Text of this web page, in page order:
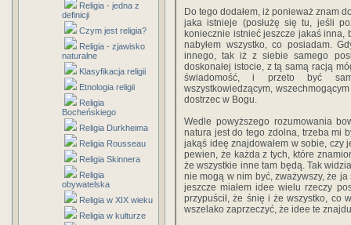
Religia - jedna z
definicji
Czym jest religia?
Religia - zjawisko
naturalne
Klasyfikacja religii
Etnologia religii
Religia
Bocheńskiego
Religia Durkheima
Religia Rousseau
Religia Skinnera
Religia
obywatelska
Religia w XIX wieku
Religia w kulturze
Do tego dodałem, iż ponieważ znam
jaka istnieje (posłużę się tu, jeśli
koniecznie istnieć jeszcze jakaś inna,
nabyłem wszystko, co posiadam.
innego, tak iż z siebie samego
doskonałej istocie, z tą samą racją
świadomość, i przeto być
wszystkowiedzącym,
dostrzec w Bogu.
Wedle powyższego rozumowania
natura jest do tego zdolna, trzeba mi
jakąś ideę znajdowałem w sobie, czy
pewien, że każda z tych, które
że wszystkie inne tam będą. Tak
nie mogą w nim być, zważywszy, że
jeszcze miałem idee wielu rzeczy
przypuścił, że śnię i że wszystko, co
wszelako zaprzeczyć, że idee te